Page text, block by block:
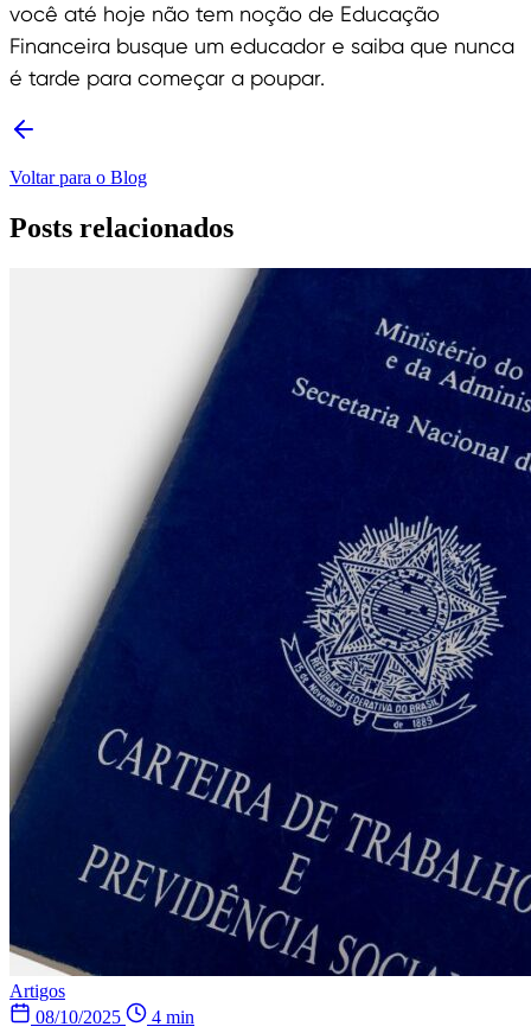
você até hoje não tem noção de Educação
Financeira busque um educador e saiba que nunca
é tarde para começar a poupar.
Voltar para o Blog
Posts relacionados
Artigos
08/10/2025
4 min